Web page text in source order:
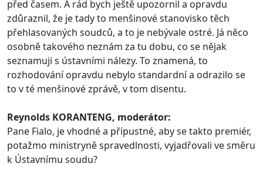
před časem. A rád bych ještě upozornil a opravdu
zdůraznil, že je tady to menšinové stanovisko těch
přehlasovaných soudců, a to je nebývale ostré. Já něco
osobně takového neznám za tu dobu, co se nějak
seznamuji s ústavními nálezy. To znamená, to
rozhodování opravdu nebylo standardní a odrazilo se
to v té menšinové zprávě, v tom disentu.
Reynolds KORANTENG, moderátor:
Pane Fialo, je vhodné a přípustné, aby se takto premiér,
potažmo ministryně spravedlnosti, vyjadřovali ve směru
k Ústavnímu soudu?